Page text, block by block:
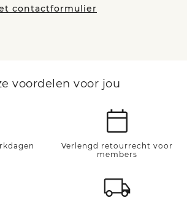
contactformulier
voordelen voor jou
Verlengd retourrecht voor
members